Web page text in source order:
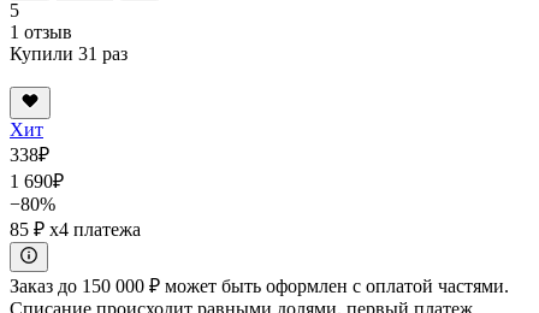
5
1 отзыв
Купили 31 раз
Хит
338₽
1 690₽
−80%
85 ₽ x4 платежа
Заказ до 150 000 ₽ может быть оформлен с оплатой частями.